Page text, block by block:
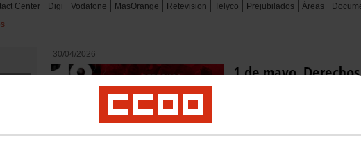
Center Digi Vodafone MasOrange Retevision Telyco Prejubilados Áreas
30/04/2026
1 de mayo.
Salarios, vivienda y
Este 1 de mayo, convocamos
movilización en un momento
de vida de la clase trabajadora y la calidad de nuestras democracias. Frente